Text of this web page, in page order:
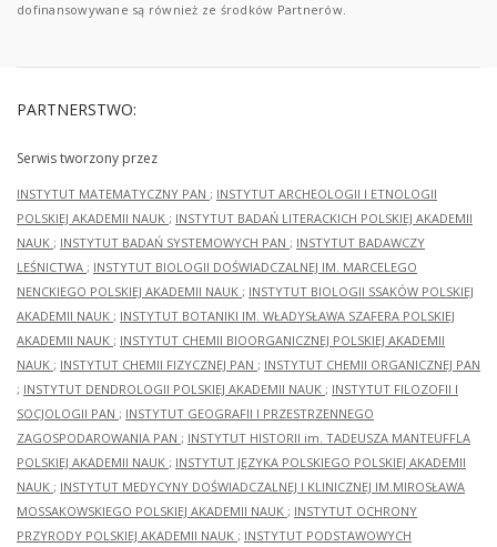
dofinansowywane są również ze środków Partnerów.
PARTNERSTWO:
Serwis tworzony przez
INSTYTUT MATEMATYCZNY PAN ; INSTYTUT ARCHEOLOGII I ETNOLOGII
POLSKIEJ AKADEMII NAUK ; INSTYTUT BADAŃ LITERACKICH POLSKIEJ AKADEMII
NAUK ; INSTYTUT BADAŃ SYSTEMOWYCH PAN ; INSTYTUT BADAWCZY
LEŚNICTWA ; INSTYTUT BIOLOGII DOŚWIADCZALNEJ IM. MARCELEGO
NENCKIEGO POLSKIEJ AKADEMII NAUK ; INSTYTUT BIOLOGII SSAKÓW POLSKIEJ
AKADEMII NAUK ; INSTYTUT BOTANIKI IM. WŁADYSŁAWA SZAFERA POLSKIEJ
AKADEMII NAUK ; INSTYTUT CHEMII BIOORGANICZNEJ POLSKIEJ AKADEMII
NAUK ; INSTYTUT CHEMII FIZYCZNEJ PAN ; INSTYTUT CHEMII ORGANICZNEJ PAN
; INSTYTUT DENDROLOGII POLSKIEJ AKADEMII NAUK ; INSTYTUT FILOZOFII I
SOCJOLOGII PAN ; INSTYTUT GEOGRAFII I PRZESTRZENNEGO
ZAGOSPODAROWANIA PAN ; INSTYTUT HISTORII im. TADEUSZA MANTEUFFLA
POLSKIEJ AKADEMII NAUK ; INSTYTUT JĘZYKA POLSKIEGO POLSKIEJ AKADEMII
NAUK ; INSTYTUT MEDYCYNY DOŚWIADCZALNEJ I KLINICZNEJ IM.MIROSŁAWA
MOSSAKOWSKIEGO POLSKIEJ AKADEMII NAUK ; INSTYTUT OCHRONY
PRZYRODY POLSKIEJ AKADEMII NAUK ; INSTYTUT PODSTAWOWYCH